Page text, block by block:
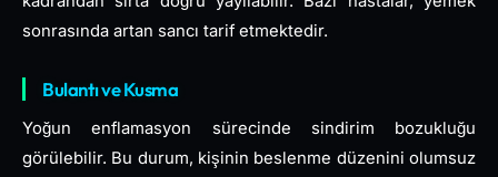
sonrasında artan sancı tarif etmektedir.
Bulantı ve Kusma
Yoğun enflamasyon sürecinde sindirim bozukluğu
görülebilir. Bu durum, kişinin beslenme düzenini olumsuz